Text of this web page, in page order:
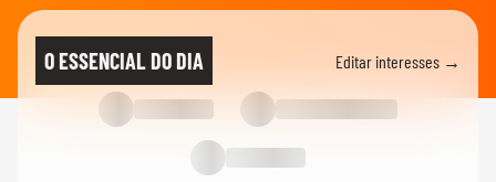
O ESSENCIAL DO DIA Editar interesses →